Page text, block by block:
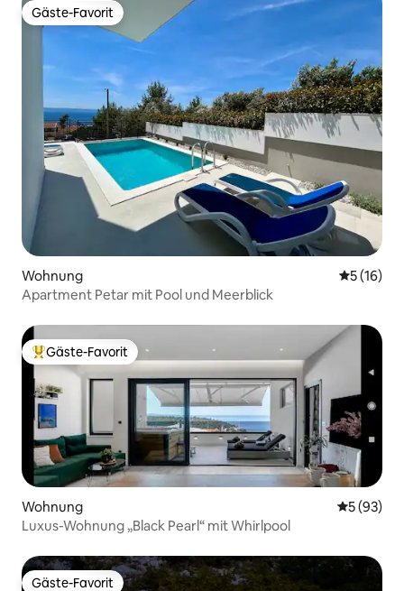
Gäste-Favorit
Gäste-Favorit
Wohnung
5 (16)
Apartment Petar mit Pool und Meerblick
Beliebter Gäste-Favorit.
Gäste-Favorit
Wohnung
5 (93)
Luxus-Wohnung „Black Pearl“ mit Whirlpool
Gäste-Favorit